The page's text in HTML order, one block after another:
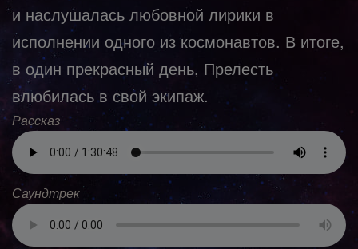
и наслушалась любовной лирики в
исполнении одного из космонавтов. В итоге,
в один прекрасный день, Прелесть
влюбилась в свой экипаж.
Рассказ
Саундтрек